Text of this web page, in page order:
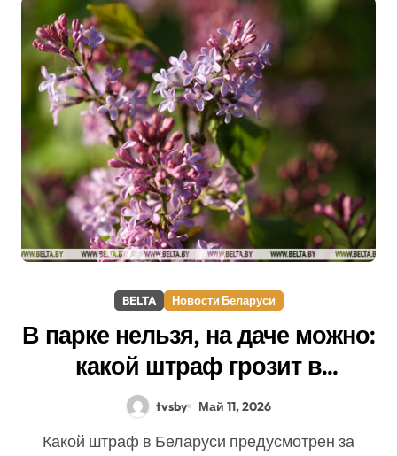
BELTA Новости Беларуси
В парке нельзя, на даче можно:
какой штраф грозит в
Беларуси за сорванную
tvsby Май 11, 2026
Какой штраф в Беларуси предусмотрен за